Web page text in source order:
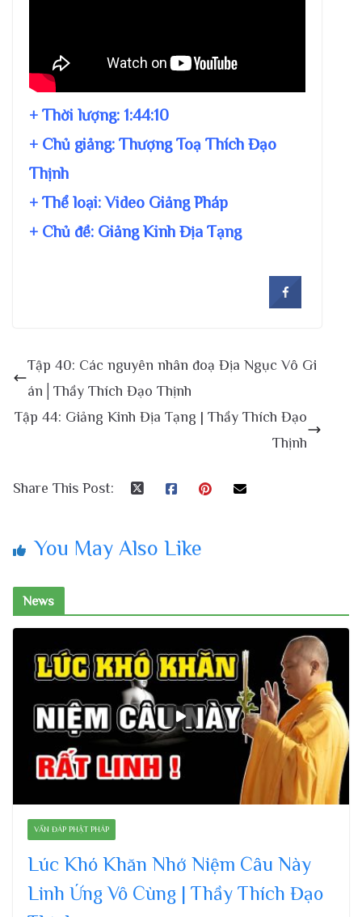
+ Thời lượng: 1:44:10
+ Chủ giảng: Thượng Toạ Thích Đạo
Thịnh
+ Thể loại: Video Giảng Pháp
+ Chủ đề: Giảng Kinh Địa Tạng
Tập 40: Các nguyên nhân đoạ Địa Ngục Vô Gi
án│Thầy Thích Đạo Thịnh
Tập 44: Giảng Kinh Địa Tạng | Thầy Thích Đạo
Thịnh
Share This Post:
You May Also Like
News
VẤN ĐÁP PHẬT PHÁP
Lúc Khó Khăn Nhớ Niệm Câu Này
Linh Ứng Vô Cùng | Thầy Thích Đạo